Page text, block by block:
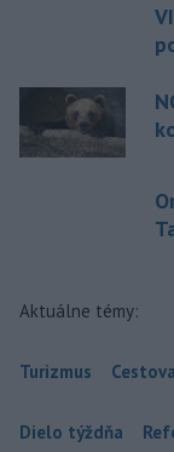
Aktuálne témy:
Turizmus
Dielo týždňa